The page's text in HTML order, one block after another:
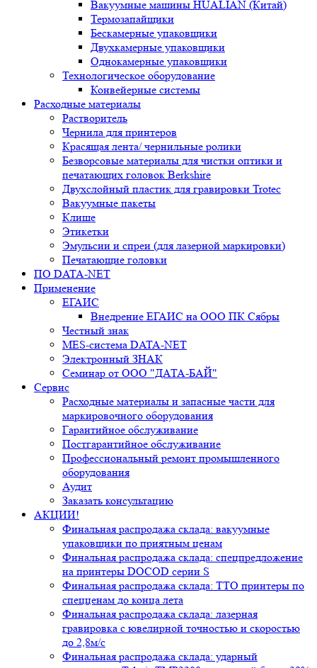
Вакуумные машины HUALIAN (Китай)
Термозапайщики
Бескамерные упаковщики
Двухкамерные упаковщики
Однокамерные упаковщики
Технологическое оборудование
Конвейерные системы
Расходные материалы
Растворитель
Чернила для принтеров
Красящая лента/ чернильные ролики
Безворсовые материалы для чистки оптики и
печатающих головок Berkshire
Двухслойный пластик для гравировки Trotec
Вакуумные пакеты
Клише
Этикетки
Эмульсии и спреи (для лазерной маркировки)
Печатающие головки
ПО DATA-NET
Применение
ЕГАИС
Внедрение ЕГАИС на ООО ПК Сябры
Честный знак
MES-система DATA-NET
Электронный ЗНАК
Семинар от ООО "ДАТА-БАЙ"
Сервис
Расходные материалы и запасные части для
маркировочного оборудования
Гарантийное обслуживание
Постгарантийное обслуживание
Профессиональный ремонт промышленного
оборудования
Аудит
Заказать консультацию
АКЦИИ!
Финальная распродажа склада: вакуумные
упаковщики по приятным ценам
Финальная распродажа склада: спецпредложение
на принтеры DOCOD серии S
Финальная распродажа склада: ТТО принтеры по
спецценам до конца лета
Финальная распродажа склада: лазерная
гравировка с ювелирной точностью и скоростью
до 2,8м/с
Финальная распродажа склада: ударный